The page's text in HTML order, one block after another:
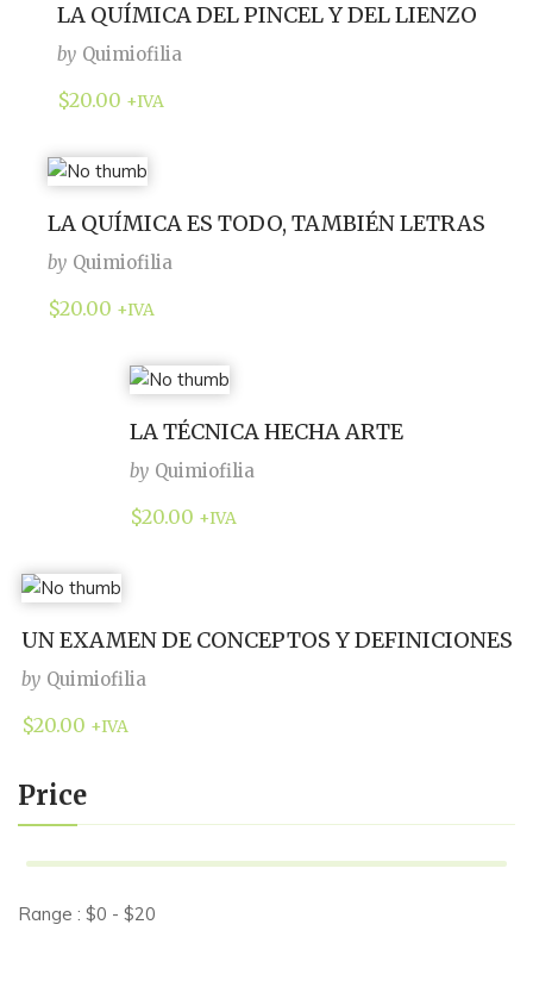
Price
Range : $0 - $20
LA QUÍMICA DEL PINCEL Y DEL LIENZO
by Quimiofilia
$20.00 +IVA
LA QUÍMICA ES TODO, TAMBIÉN LETRAS
by Quimiofilia
$20.00 +IVA
LA TÉCNICA HECHA ARTE
by Quimiofilia
$20.00 +IVA
UN EXAMEN DE CONCEPTOS Y DEFINICIONES
by Quimiofilia
$20.00 +IVA